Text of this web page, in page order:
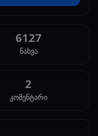
6127
ნახვა
2
კომენტარი